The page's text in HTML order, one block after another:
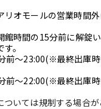
オモールの営業時間外
時間の15分前に解錠い
。
前～23:00(※最終出庫
前～22:00(※最終出庫時
いては規制する場合が